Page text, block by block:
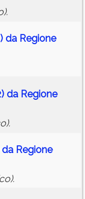
da Regione
da Regione
Regione